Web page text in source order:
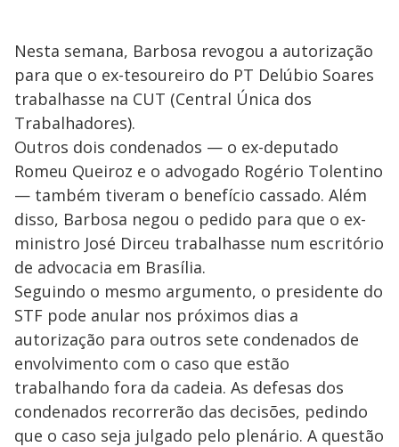
Nesta semana, Barbosa revogou a autorização
para que o ex-tesoureiro do PT Delúbio Soares
trabalhasse na CUT (Central Única dos
Trabalhadores).
Outros dois condenados — o ex-deputado
Romeu Queiroz e o advogado Rogério Tolentino
— também tiveram o benefício cassado. Além
disso, Barbosa negou o pedido para que o ex-
ministro José Dirceu trabalhasse num escritório
de advocacia em Brasília.
Seguindo o mesmo argumento, o presidente do
STF pode anular nos próximos dias a
autorização para outros sete condenados de
envolvimento com o caso que estão
trabalhando fora da cadeia. As defesas dos
condenados recorrerão das decisões, pedindo
que o caso seja julgado pelo plenário. A questão